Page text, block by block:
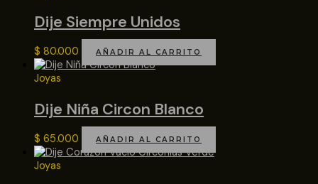
Dije Siempre Unidos
$ 80.000 AÑADIR AL CARRITO
Joyas
Dije Niña Circon Blanco
$ 65.000 AÑADIR AL CARRITO
Joyas